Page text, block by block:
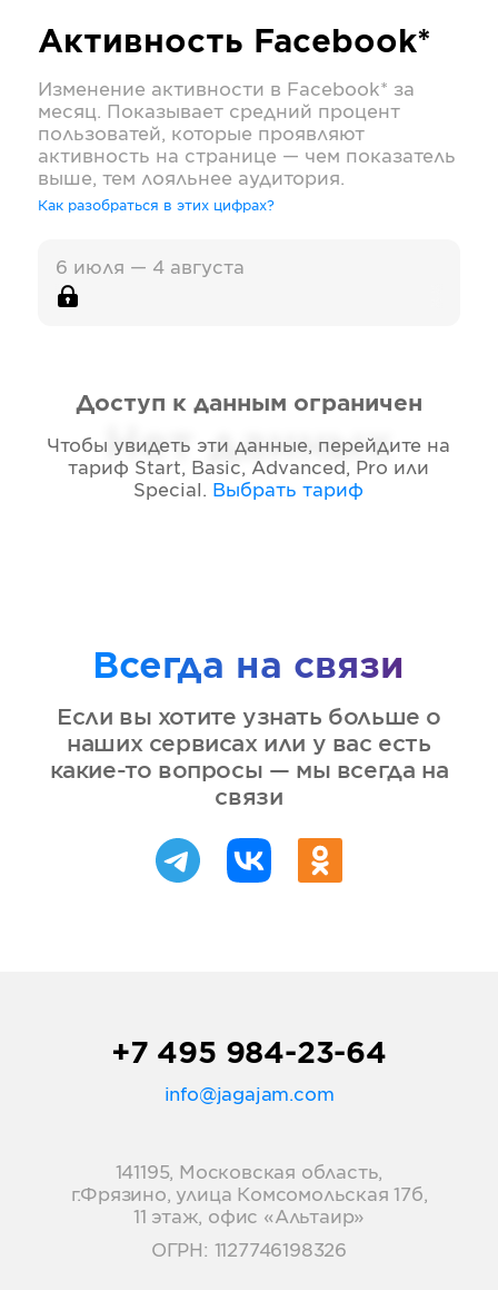
Активность Facebook*
Изменение активности в Facebook* за
месяц. Показывает средний процент
пользоватей, которые проявляют
активность на странице — чем показатель
выше, тем лояльнее аудитория.
Как разобраться в этих цифрах?
6 июля — 4 августа
Нет данных
Доступ к данным ограничен
Чтобы увидеть эти данные, перейдите на
тариф Start, Basic, Advanced, Pro или
Special . Выбрать тариф
Всегда на связи
Если вы хотите узнать больше о
наших сервисах или у вас есть
какие-то вопросы — мы всегда на
связи
+7 495 984-23-64
info@jagajam.com
141195, Московская область,
г.Фрязино, улица Комсомольская 17б,
11 этаж, офис «Альтаир»
ОГРН: 1127746198326